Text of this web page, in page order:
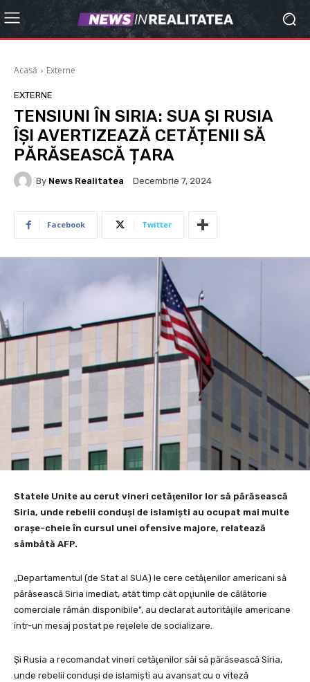
Acasă Externe
EXTERNE
TENSIUNI ÎN SIRIA: SUA ȘI RUSIA
ÎȘI AVERTIZEAZĂ CETĂȚENII SĂ
PĂRĂSEASCĂ ȚARA
By News Realitatea Decembrie 7, 2024
Facebook Twitter
Statele Unite au cerut vineri cetăţenilor lor să părăsească
Siria, unde rebelii conduşi de islamişti au ocupat mai multe
oraşe-cheie în cursul unei ofensive majore, relatează
sâmbătă AFP.
„Departamentul (de Stat al SUA) le cere cetăţenilor americani să
părăsească Siria imediat, atât timp cât opţiunile de călătorie
comerciale rămân disponibile”, au declarat autorităţile americane
într-un mesaj postat pe reţelele de socializare.
Şi Rusia a recomandat vineri cetăţenilor săi să părăsească Siria,
unde rebelii conduşi de islamişti au avansat cu o viteză